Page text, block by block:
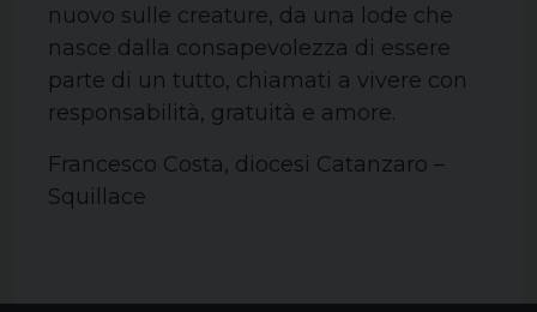
nuovo sulle creature, da una lode che
nasce dalla consapevolezza di essere
parte di un tutto, chiamati a vivere con
responsabilità, gratuità e amore.
Francesco Costa, diocesi Catanzaro –
Squillace